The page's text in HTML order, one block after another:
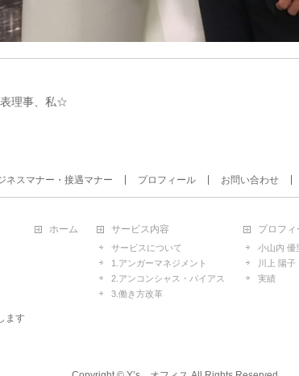
表理事、私☆
ネスマナー・接遇マナー プロフィール お問い合わせ
ます
ホーム サービス内容
サービスについて
1.アンガーマネジメント
2.アンコンシャス・バイアス
3.働き方改革
プロフィ
小山内 優
川上 陽子
実績